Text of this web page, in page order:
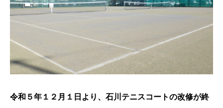
令和５年１２月１日より、石川テニスコートの改修が終